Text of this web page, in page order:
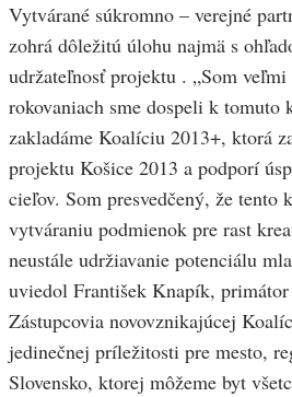
Vytvárané súkromno – verejné
zohrá dôležitú úlohu najmä s
udržateľnosť projektu . „Som
rokovaniach sme dospeli k tomuto
zakladáme Koalíciu 2013+, ktorá
projektu Košice 2013 a podporí
cieľov. Som presvedčený, že tento
vytváraniu podmienok pre rast
neustále udržiavanie potenciálu
uviedol František Knapík, primátor
Zástupcovia novovznikajúcej
jedinečnej príležitosti pre mesto,
Slovensko, ktorej môžeme byt